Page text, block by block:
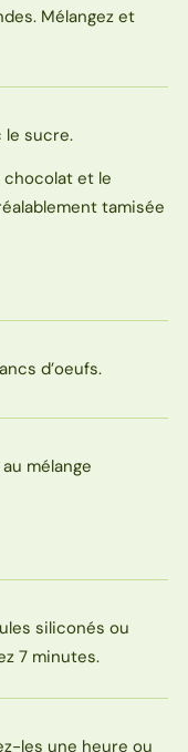
Mélangez et
le sucre.
chocolat et le
tamisée
d’oeufs.
mélange
siliconés ou
7 minutes.
les une heure ou